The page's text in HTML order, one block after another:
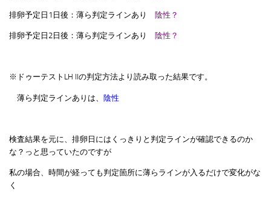
排卵予定日1日後：薄ら判定ラインあり 陰性？
排卵予定日2日後：薄ら判定ラインあり 陰性？
※ドゥーテストLH llの判定方法より読み取った結果です。
薄ら判定ラインありは、 陰性
検査結果を元に、排卵日にはくっきりと判定ラインが確認できるのか
な？っと思っていたのですが
私の場合、時間が経っても判定箇所に薄らラインが入るだけで変化がな
く